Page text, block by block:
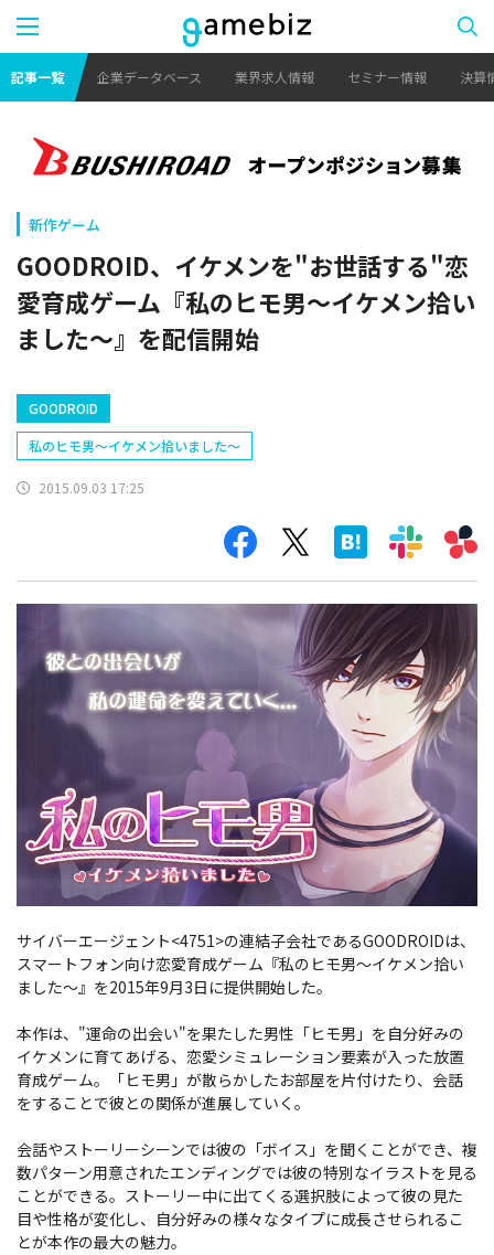
記事一覧 企業データベース 業界求人情報 セミナー情報 決算
新作ゲーム
GOODROID、イケメンを"お世話する"恋
愛育成ゲーム『私のヒモ男～イケメン拾い
ました～』を配信開始
GOODROID
私のヒモ男～イケメン拾いました～
2015.09.03 17:25
サイバーエージェント<4751>の連結子会社であるGOODROIDは、
スマートフォン向け恋愛育成ゲーム『私のヒモ男～イケメン拾い
ました～』を2015年9月3日に提供開始した。
本作は、"運命の出会い"を果たした男性「ヒモ男」を自分好みの
イケメンに育てあげる、恋愛シミュレーション要素が入った放置
育成ゲーム。「ヒモ男」が散らかしたお部屋を片付けたり、会話
をすることで彼との関係が進展していく。
会話やストーリーシーンでは彼の「ボイス」を聞くことができ、複
数パターン用意されたエンディングでは彼の特別なイラストを見る
ことができる。ストーリー中に出てくる選択肢によって彼の見た
目や性格が変化し、自分好みの様々なタイプに成長させられるこ
とが本作の最大の魅力。